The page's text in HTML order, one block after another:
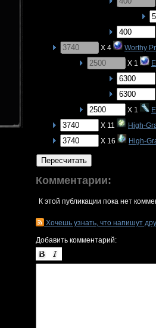
X 4
Worthy
X 1
X 1
X 11
High-
X 16
High-
Пересчитать
Комментарии:
К этой публикации пока нет
Хочешь узнать, что напишут
Добавить комментарий: